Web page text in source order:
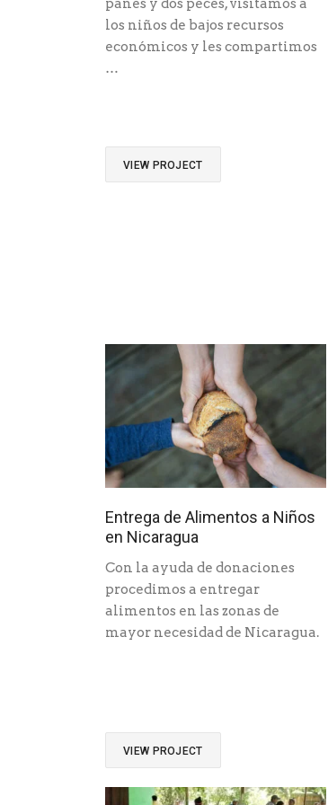
panes y dos peces, visitamos a
los niños de bajos recursos
económicos y les compartimos
…
VIEW PROJECT
Entrega de Alimentos a Niños
en Nicaragua
Con la ayuda de donaciones
procedimos a entregar
alimentos en las zonas de
mayor necesidad de Nicaragua.
VIEW PROJECT